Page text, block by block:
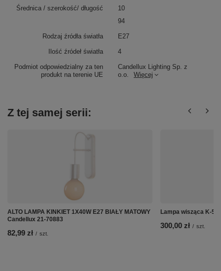
Podmiot odpowiedzialny za ten
produkt na terenie UE
Candellux Lighting Sp. z
o.o.
Więcej
Średnica / szerokość/ długość
10
94
Rodzaj źródła światła E27
Ilość źródeł światła 4
Z tej samej serii:
ALTO LAMPA KINKIET 1X40W E27 BIAŁY MATOWY
Candellux 21-70883
82,99 zł / szt.
Lampa wisząca K-
300,00 zł / szt.